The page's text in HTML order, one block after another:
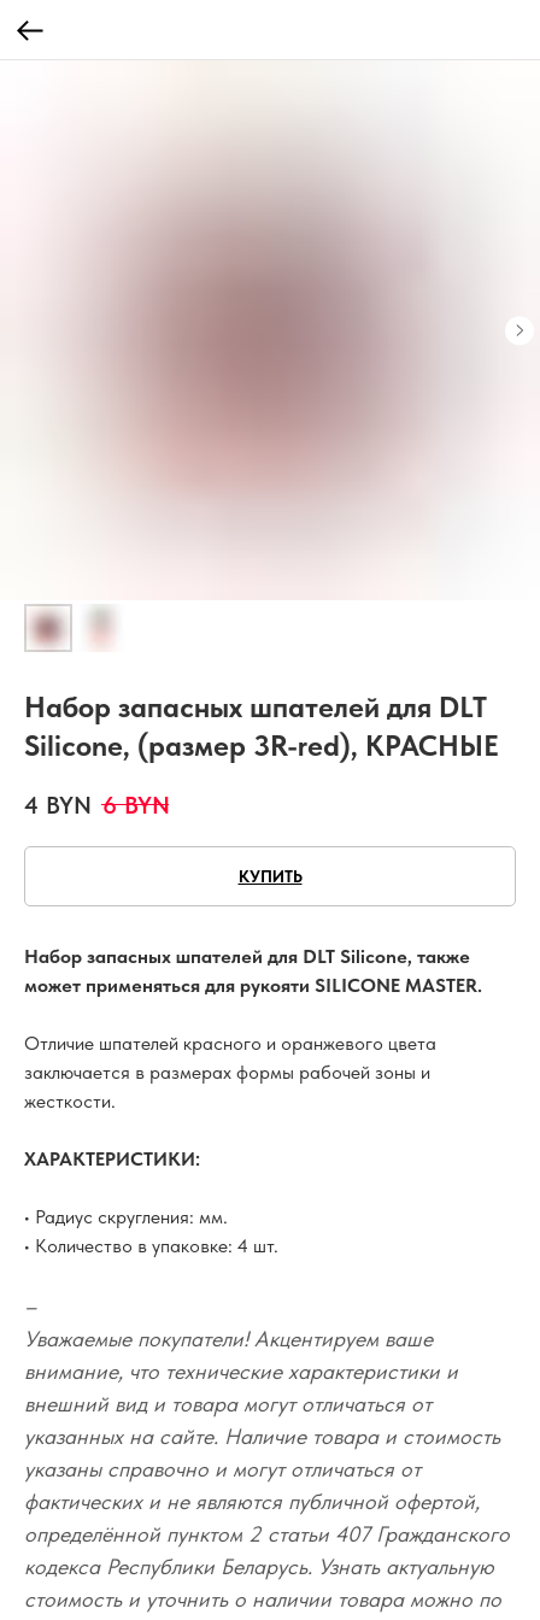
Набор запасных шпателей для DLT
Silicone, (размер 3R-red), КРАСНЫЕ
4 BYN 6 BYN
КУПИТЬ
Набор запасных шпателей для DLT Silicone, также
может применяться для рукояти SILICONE MASTER.
Отличие шпателей красного и оранжевого цвета
заключается в размерах формы рабочей зоны и
жесткости.
ХАРАКТЕРИСТИКИ:
• Радиус скругления: мм.
• Количество в упаковке: 4 шт.
–
Уважаемые покупатели! Акцентируем ваше
внимание, что технические характеристики и
внешний вид и товара могут отличаться от
указанных на сайте. Наличие товара и стоимость
указаны справочно и могут отличаться от
фактических и не являются публичной офертой,
определённой пунктом 2 статьи 407 Гражданского
кодекса Республики Беларусь. Узнать актуальную
стоимость и уточнить о наличии товара можно по